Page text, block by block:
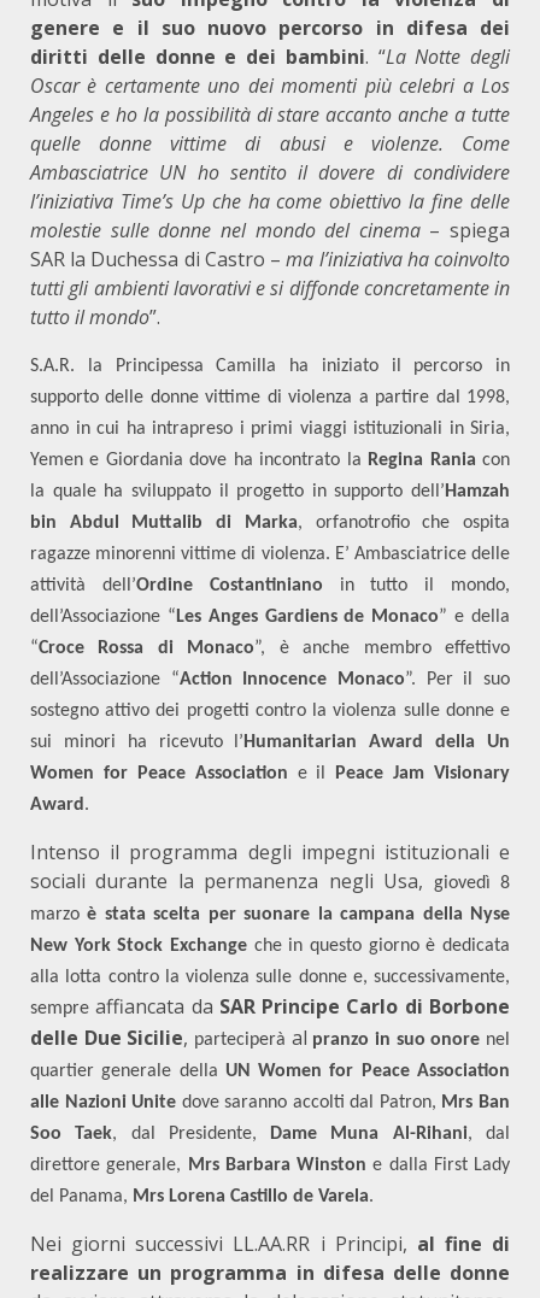
genere e il suo nuovo percorso in difesa dei
diritti delle donne e dei bambini. “La Notte degli
Oscar è certamente uno dei momenti più celebri a Los
Angeles e ho la possibilità di stare accanto anche a tutte
quelle donne vittime di abusi e violenze. Come
Ambasciatrice UN ho sentito il dovere di condividere
l’iniziativa Time’s Up che ha come obiettivo la fine delle
molestie sulle donne nel mondo del cinema– spiega
SAR la Duchessa di Castro –ma l’iniziativa ha coinvolto
tutti gli ambienti lavorativi e si diffonde concretamente in
tutto il mondo”.
S.A.R. la Principessa Camilla ha iniziato il percorso in
supporto delle donne vittime di violenza a partire dal 1998,
anno in cui ha intrapreso i primi viaggi istituzionali in Siria,
Yemen e Giordania dove ha incontrato la Regina Raniacon
la quale ha sviluppato il progetto in supporto dell’ Hamzah
bin Abdul Muttalib di Marka, orfanotrofio che ospita
ragazze minorenni vittime di violenza. E’ Ambasciatrice delle
attività dell’Ordine Costantiniano in tutto il mondo,
dell’Associazione “ Les Anges Gardiens de Monaco” e della
“Croce Rossa di Monaco”, è anche membro effettivo
dell’Associazione “Action Innocence Monaco”. Per il suo
sostegno attivo dei progetti contro la violenza sulle donne e
sui minori ha ricevuto l’ Humanitarian Award della Un
Women for Peace Association e il
Peace Jam Visionary
Award .
Intenso il programma degli impegni istituzionali e
sociali durante la permanenza negli Usa,
giovedì 8
marzo è stata scelta per suonare la campana della Nyse
New York Stock Exchange che in questo giorno è dedicata
alla lotta contro la violenza sulle donne e, successivamente,
sempreaffiancata da SAR Principe Carlo di Borbone
delle Due Sicilie, parteciperà al pranzo in suo onore nel
quartier generale della UN Women for Peace Association
alle Nazioni Unite dove saranno accolti dal Patron, Mrs Ban
Soo Taek, dal Presidente, Dame Muna Al-Rihani, dal
direttore generale,
Mrs Barbara Winston e dalla First Lady
del Panama, Mrs Lorena Castillo de Varela.
Nei giorni successivi LL.AA.RR i Principi, al fine di
realizzare un programma in difesa delle donne